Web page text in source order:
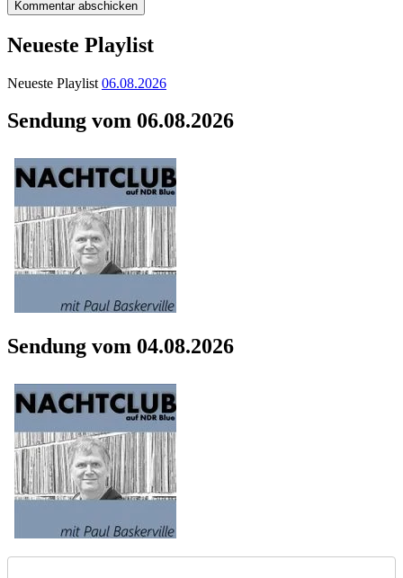
Neueste Playlist
Neueste Playlist 06.08.2026
Sendung vom 06.08.2026
Sendung vom 04.08.2026